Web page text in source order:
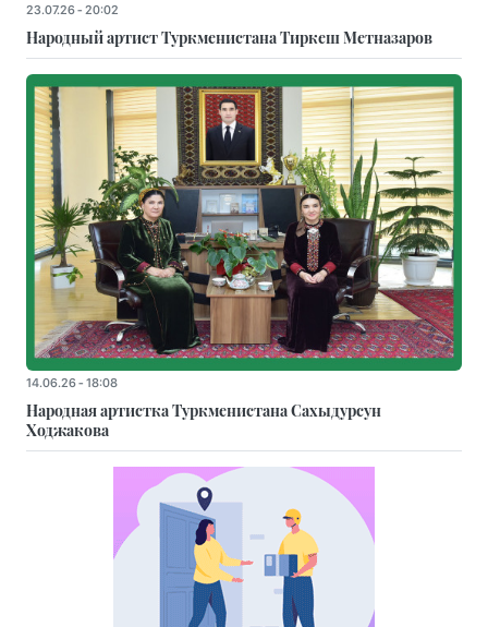
23.07.26 - 20:02
Народный артист Туркменистана Тиркеш Мeтназаров
14.06.26 - 18:08
Народная артистка Туркменистана Сахыдурсун
Ходжакова